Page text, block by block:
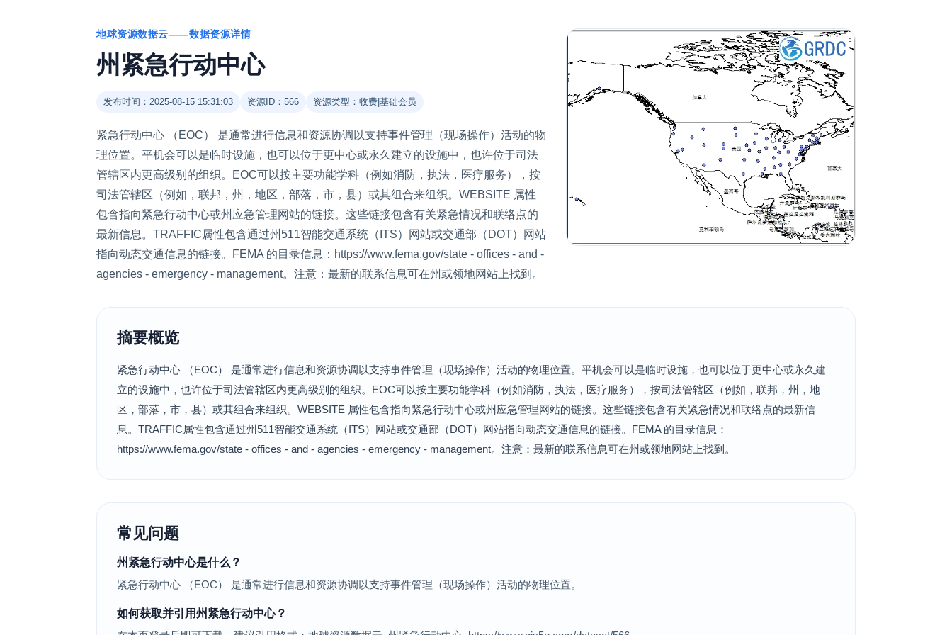
地球资源数据云——数据资源详情
州紧急行动中心
发布时间：2025-08-15 15:31:03 资源ID：566 资源类型：收费|基础会员
紧急行动中心 （EOC） 是通常进行信息和资源协调以支持事件管理（现场操作）活动的物
理位置。平机会可以是临时设施，也可以位于更中心或永久建立的设施中，也许位于司法
管辖区内更高级别的组织。EOC可以按主要功能学科（例如消防，执法，医疗服务），按
司法管辖区（例如，联邦，州，地区，部落，市，县）或其组合来组织。WEBSITE 属性
包含指向紧急行动中心或州应急管理网站的链接。这些链接包含有关紧急情况和联络点的
最新信息。TRAFFIC属性包含通过州511智能交通系统（ITS）网站或交通部（DOT）网站
指向动态交通信息的链接。FEMA 的目录信息：https://www.fema.gov/state - offices - and -
agencies - emergency - management。注意：最新的联系信息可在州或领地网站上找到。
摘要概览
紧急行动中心 （EOC） 是通常进行信息和资源协调以支持事件管理（现场操作）活动的物理位置。平机会可以是临时设施，也可以位于更中心或永久建
立的设施中，也许位于司法管辖区内更高级别的组织。EOC可以按主要功能学科（例如消防，执法，医疗服务），按司法管辖区（例如，联邦，州，地
区，部落，市，县）或其组合来组织。WEBSITE 属性包含指向紧急行动中心或州应急管理网站的链接。这些链接包含有关紧急情况和联络点的最新信
息。TRAFFIC属性包含通过州511智能交通系统（ITS）网站或交通部（DOT）网站指向动态交通信息的链接。FEMA 的目录信息：
https://www.fema.gov/state - offices - and - agencies - emergency - management。注意：最新的联系信息可在州或领地网站上找到。
常见问题
州紧急行动中心是什么？
紧急行动中心 （EOC） 是通常进行信息和资源协调以支持事件管理（现场操作）活动的物理位置。
如何获取并引用州紧急行动中心？